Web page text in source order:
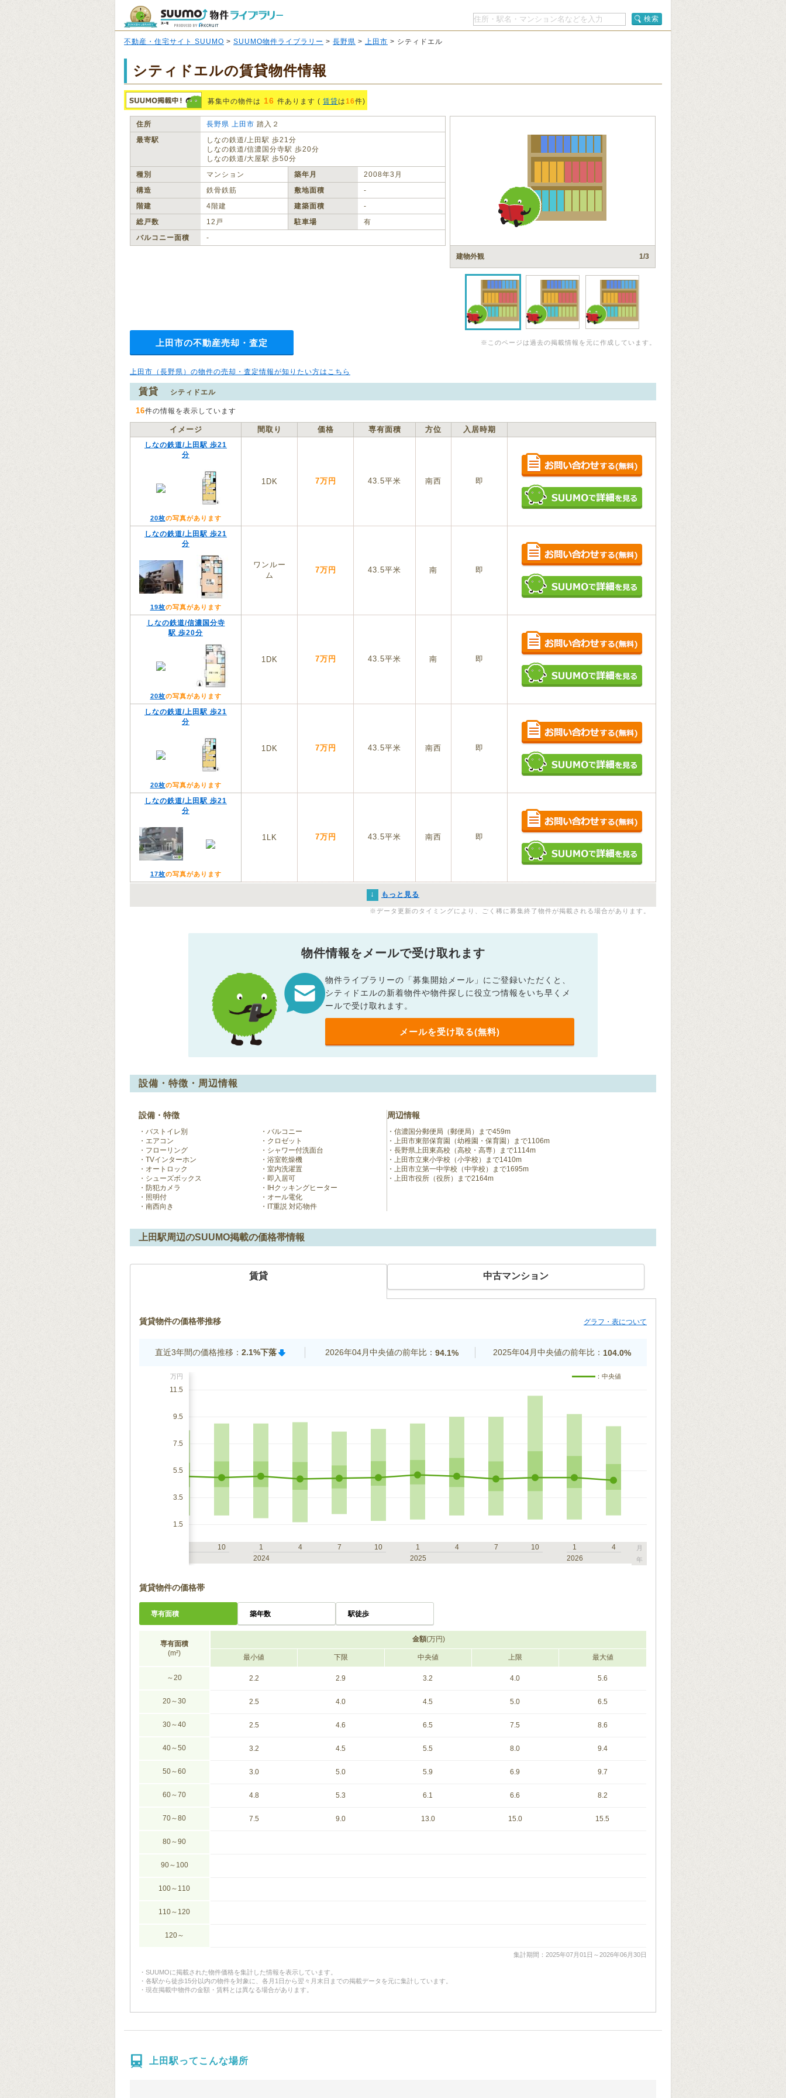
検索
不動産・住宅サイト SUUMO > SUUMO物件ライブラリー > 長野県 > 上田市 > シティドエル
シティドエルの賃貸物件情報
募集中の物件は 16 件あります ( 賃貸は16件)
住所 長野県 上田市 踏入２
最寄駅
しなの鉄道/上田駅 歩21分
しなの鉄道/信濃国分寺駅 歩20分
しなの鉄道/大屋駅 歩50分
種別
マンション 築年月
2008年3月
構造
鉄骨鉄筋 敷地面積
‐
階建
4階建 建築面積
‐
総戸数
12戸 駐車場
有
バルコニー面積
‐
建物外観 1/3
※このページは過去の掲載情報を元に作成しています。
上田市の不動産売却・査定
上田市（長野県）の物件の売却・査定情報が知りたい方はこちら
賃貸 シティドエル
16件の情報を表示しています
イメージ 間取り 価格 専有面積 方位 入居時期
しなの鉄道/上田駅 歩21
分
20枚の写真があります
1DK 7万円 43.5平米 南西 即
しなの鉄道/上田駅 歩21
分
19枚の写真があります
ワンルー
ム
7万円 43.5平米 南 即
しなの鉄道/信濃国分寺
駅 歩20分
20枚の写真があります
1DK 7万円 43.5平米 南 即
しなの鉄道/上田駅 歩21
分
20枚の写真があります
1DK 7万円 43.5平米 南西 即
しなの鉄道/上田駅 歩21
分
17枚の写真があります
1LK 7万円 43.5平米 南西 即
↓ もっと見る
※データ更新のタイミングにより、ごく稀に募集終了物件が掲載される場合があります。
物件情報をメールで受け取れます
物件ライブラリーの「募集開始メール」にご登録いただくと、
シティドエルの新着物件や物件探しに役立つ情報をいち早くメ
ールで受け取れます。
メールを受け取る(無料)
設備・特徴・周辺情報
設備・特徴
バストイレ別
バルコニー
エアコン
クロゼット
フローリング
シャワー付洗面台
TVインターホン
浴室乾燥機
オートロック
室内洗濯置
シューズボックス
即入居可
防犯カメラ
IHクッキングヒーター
照明付
オール電化
南西向き
IT重説 対応物件
周辺情報
信濃国分郵便局（郵便局）まで459m
上田市東部保育園（幼稚園・保育園）まで1106m
長野県上田東高校（高校・高専）まで1114m
上田市立東小学校（小学校）まで1410m
上田市立第一中学校（中学校）まで1695m
上田市役所（役所）まで2164m
上田駅周辺のSUUMO掲載の価格帯情報
賃貸 中古マンション
賃貸物件の価格帯推移 グラフ・表について
直近3年間の価格推移： 2.1%下落 2026年04月中央値の前年比： 94.1% 2025年04月中央値の前年比： 104.0%
万円
11.5
9.5
7.5
5.5
3.5
1.5
：中央値
10
1 4 7
10
2024
1 4 7
10
2025
1
4
2026
月
年
賃貸物件の価格帯
専有面積 築年数 駅徒歩
専有面積
(m²)
金額(万円)
最小値 下限 中央値 上限 最大値
～20 2.2 2.9 3.2 4.0 5.6
20～30 2.5 4.0 4.5 5.0 6.5
30～40 2.5 4.6 6.5 7.5 8.6
40～50 3.2 4.5 5.5 8.0 9.4
50～60 3.0 5.0 5.9 6.9 9.7
60～70 4.8 5.3 6.1 6.6 8.2
70～80 7.5 9.0 13.0 15.0 15.5
80～90
90～100
100～110
110～120
120～
集計期間：2025年07月01日～2026年06月30日
SUUMOに掲載された物件価格を集計した情報を表示しています。
各駅から徒歩15分以内の物件を対象に、各月1日から翌々月末日までの掲載データを元に集計しています。
現在掲載中物件の金額・賃料とは異なる場合があります。
上田駅ってこんな場所